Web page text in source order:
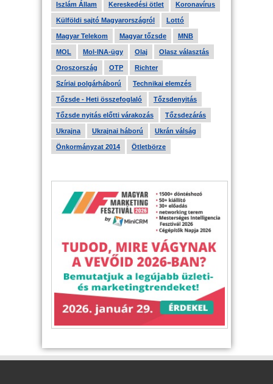
Iszlám Állam Kereskedési ötlet Koronavírus
Külföldi sajtó Magyarországról Lottó
Magyar Telekom Magyar tőzsde MNB
MOL Mol-INA-ügy Olaj Olasz választás
Oroszország OTP Richter
Szíriai polgárháború Technikai elemzés
Tőzsde - Heti összefoglaló Tőzsdenyitás
Tőzsde nyitás előtti várakozás Tőzsdezárás
Ukrajna Ukrajnai háború Ukrán válság
Önkormányzat 2014 Ötletbörze